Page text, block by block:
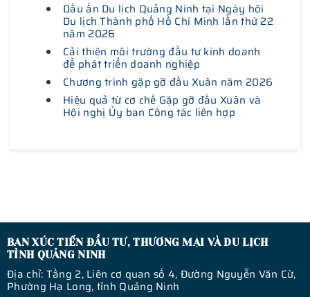
Dấu ấn Du lịch Quảng Ninh tại Ngày hội
Du lịch Thành phố Hồ Chí Minh lần thứ 22
năm 2026
Cải thiện môi trường đầu tư kinh doanh
để phát triển doanh nghiệp
Chương trình gặp gỡ đầu Xuân năm 2026
Hiệu quả từ cơ chế Gặp gỡ đầu Xuân và
Hội nghị Ủy ban Công tác liên hợp
BAN XÚC TIẾN ĐẦU TƯ, THƯƠNG MẠI VÀ DU LỊCH
TỈNH QUẢNG NINH
Địa chỉ: Tầng 2, Liên cơ quan số 4, Đường Nguyễn Văn Cừ,
Phường Hạ Long, tỉnh Quảng Ninh